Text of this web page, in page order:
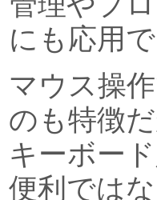
にも応用
マウス操
のも特徴
キーボー
便利では